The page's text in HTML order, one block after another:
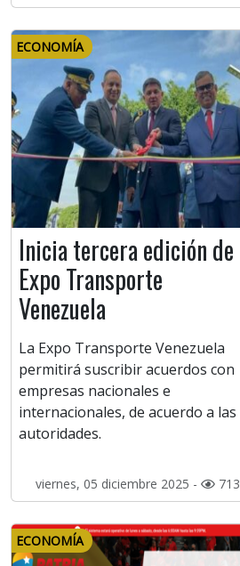
ECONOMÍA
Inicia tercera edición de
Expo Transporte
Venezuela
La Expo Transporte Venezuela
permitirá suscribir acuerdos con
empresas nacionales e
internacionales, de acuerdo a las
autoridades.
viernes, 05 diciembre 2025 - 713
ECONOMÍA